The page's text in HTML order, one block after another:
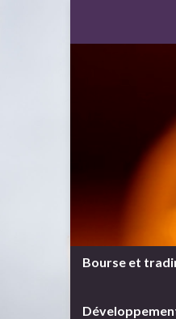
Bourse et